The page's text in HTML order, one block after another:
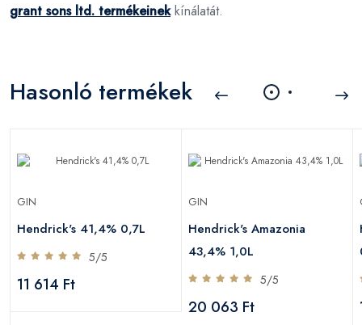
grant sons ltd. termékeinekkínálatát.
Hasonló termékek
GIN
Hendrick's 41,4% 0,7L
5/5
11 614 Ft
GIN
Hendrick's Amazonia
43,4% 1,0L
5/5
20 063 Ft